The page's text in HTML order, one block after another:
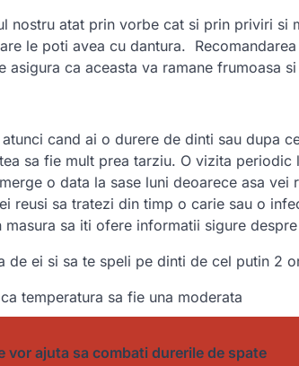
nostru atat prin vorbe cat si prin priviri si
le poti avea cu dantura.
ca aceasta va ramane frumoasa si
cand ai o durere de dinti sau dupa
sa fie mult prea tarziu. O vizita
o data la sase luni deoarece asa vei
reusi sa tratezi din timp o carie sau o
sa iti ofere informatii sigure
de ei si sa te speli pe dinti de cel putin 2
temperatura sa fie una moderata
vor ajuta sa combati durerile de spate